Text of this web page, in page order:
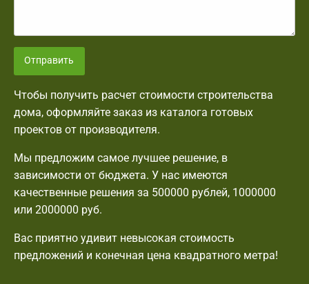
Отправить
Чтобы получить расчет стоимости строительства
дома, оформляйте заказ из каталога готовых
проектов от производителя.
Мы предложим самое лучшее решение, в
зависимости от бюджета. У нас имеются
качественные решения за 500000 рублей, 1000000
или 2000000 руб.
Вас приятно удивит невысокая стоимость
предложений и конечная цена квадратного метра!